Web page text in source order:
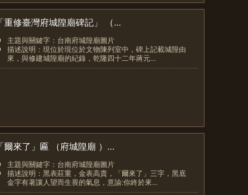
「重修臺灣府城隍廟碑記」 （...
主題與關鍵字：台南府城隍廟圖片
描述說明：現位於現位於文物陳列室中，碑上記載城隍由
來，與修建城隍廟的紀錄，乾隆四十二年蔣元...
「爾來了」匾 （府城隍廟 ）...
主題與關鍵字：台南府城隍廟圖片
描述說明：黑表莊重，金表高貴，「爾來了」三字，黑底
金字有著讓人望而生畏的氣息，意諭:你終於來...